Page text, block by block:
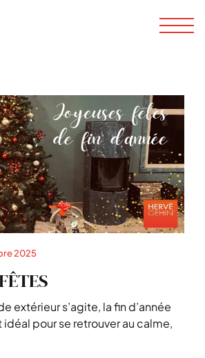
2025
extérieur s’agite, la fin d’année
pour se retrouver au calme,